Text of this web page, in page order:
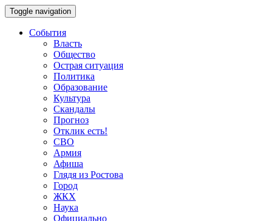
Toggle navigation
События
Власть
Общество
Острая ситуация
Политика
Образование
Культура
Скандалы
Прогноз
Отклик есть!
СВО
Армия
Афиша
Глядя из Ростова
Город
ЖКХ
Наука
Официально